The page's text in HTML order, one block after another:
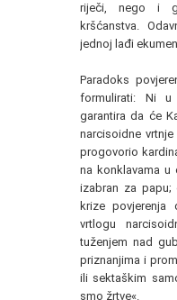
riječi, nego i
kršćanstva.
jednoj lađi
Paradoks
formulirati: Ni
garantira da će
narcisoidne
progovorio
na konklavama
izabran za papu;
krize
vrtlogu
tuženjem nad
priznanjima i
ili sektaškim
smo žrtve«.